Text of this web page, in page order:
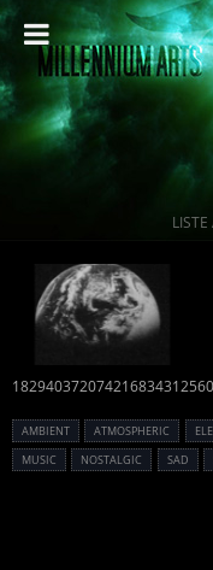
AMBIENT ATMOSPHERIC
MUSIC
NOSTALGIC SAD